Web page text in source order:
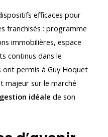
efficaces pour
franchisés : programme
immobilières, espace
continus dans le
permis à Guy Hoquet
majeur sur le marché
gestion idéale de son